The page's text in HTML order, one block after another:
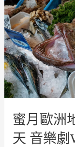
蜜月歐洲
天 音樂劇
洲
地
中
海
郵
輪
MSC~
第
十
天
音
樂
WICKED+二
訪
borough
market-